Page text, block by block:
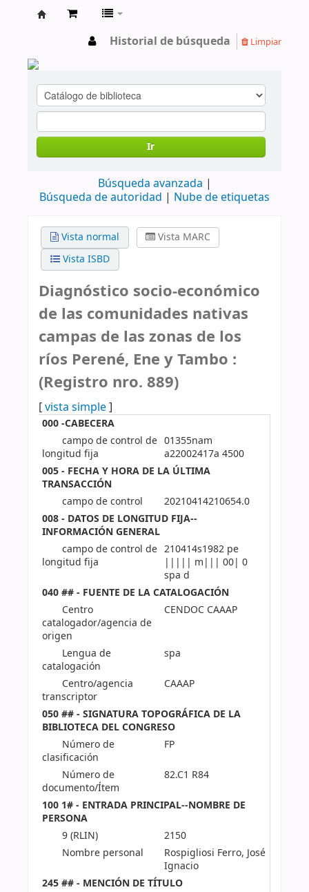
Historial de búsqueda Limpiar
Ir
Búsqueda avanzada
Búsqueda de autoridad
Nube de etiquetas
Vista normal
Vista MARC
Vista ISBD
Diagnóstico socio-económico
de las comunidades nativas
campas de las zonas de los
ríos Perené, Ene y Tambo :
(Registro nro. 889)
[vista simple]
000 -CABECERA
campo de control de
longitud fija
01355nam
a22002417a 4500
005 - FECHA Y HORA DE LA ÚLTIMA
TRANSACCIÓN
campo de control
20210414210654.0
008 - DATOS DE LONGITUD FIJA--
INFORMACIÓN GENERAL
campo de control de
longitud fija
210414s1982 pe
||||| m||| 00| 0
spa d
040 ## - FUENTE DE LA CATALOGACIÓN
Centro
catalogador/agencia de
origen
CENDOC CAAAP
Lengua de
catalogación
spa
Centro/agencia
transcriptor
CAAAP
050 ## - SIGNATURA TOPOGRÁFICA DE LA
BIBLIOTECA DEL CONGRESO
Número de
clasificación
FP
Número de
documento/Ítem
82.C1 R84
100 1# - ENTRADA PRINCIPAL--NOMBRE DE
PERSONA
9 (RLIN)
2150
Nombre personal
Rospigliosi Ferro, José
Ignacio
245 ## - MENCIÓN DE TÍTULO